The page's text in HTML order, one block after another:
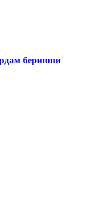
беришни